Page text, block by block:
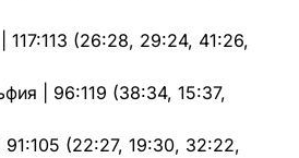
117:113 (26:28, 29:24, 41:26,
| 96:119 (38:34, 15:37,
(22:27, 19:30, 32:22,